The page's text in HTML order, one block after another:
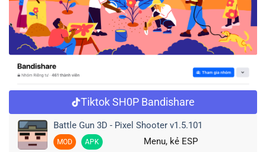
Tiktok SH0P Bandishare
Battle Gun 3D - Pixel Shooter v1.5.101
MOD APK Menu, kẻ ESP